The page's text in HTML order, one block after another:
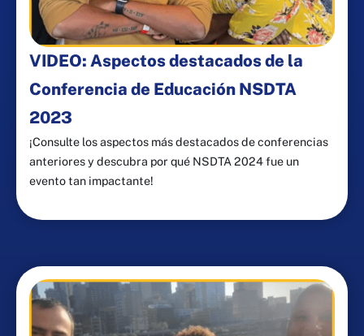
VIDEO: Aspectos destacados de la
Conferencia de Educación NSDTA
2023
¡Consulte los aspectos más destacados de conferencias
anteriores y descubra por qué NSDTA 2024 fue un
evento tan impactante!